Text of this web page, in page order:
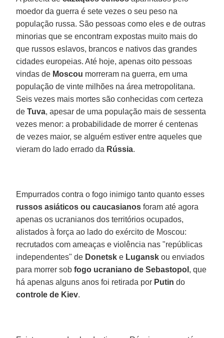
moedor da guerra é sete vezes o seu peso na
população russa. São pessoas como eles e de outras
minorias que se encontram expostas muito mais do
que russos eslavos, brancos e nativos das grandes
cidades europeias. Até hoje, apenas oito pessoas
vindas de Moscou morreram na guerra, em uma
população de vinte milhões na área metropolitana.
Seis vezes mais mortes são conhecidas com certeza
deTuva, apesar de uma população mais de sessenta
vezes menor: a probabilidade de morrer é centenas
de vezes maior, se alguém estiver entre aqueles que
vieram do lado errado da Rússia.
Empurrados contra o fogo inimigo tanto quanto esses
russos asiáticos ou caucasianos foram até agora
apenas os ucranianos dos territórios ocupados,
alistados à força ao lado do exército de Moscou:
recrutados com ameaças e violência nas "repúblicas
independentes" de Donetsk e Lugansk ou enviados
para morrer sobfogo ucraniano de Sebastopol , que
há apenas alguns anos foi retirada por Putin do
controle de Kiev.